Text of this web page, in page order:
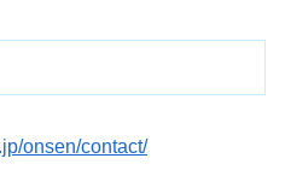
onsen/contact/